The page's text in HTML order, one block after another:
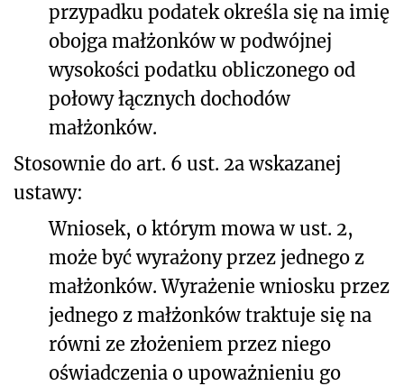
przypadku podatek określa się na imię
obojga małżonków w podwójnej
wysokości podatku obliczonego od
połowy łącznych dochodów
małżonków.
Stosownie do art. 6 ust. 2a wskazanej
ustawy:
Wniosek, o którym mowa w ust. 2,
może być wyrażony przez jednego z
małżonków. Wyrażenie wniosku przez
jednego z małżonków traktuje się na
równi ze złożeniem przez niego
oświadczenia o upoważnieniu go